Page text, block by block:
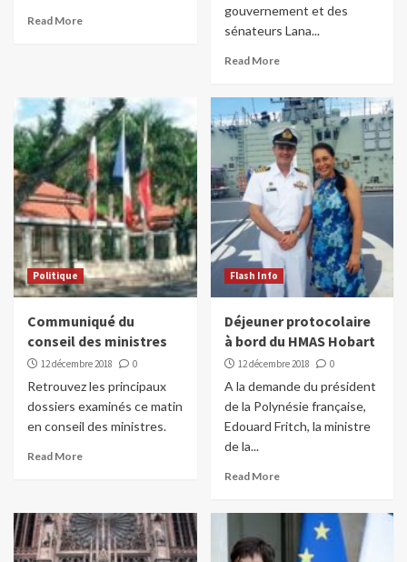
Read More
gouvernement et des
sénateurs Lana...
Read More
Politique
Communiqué du
conseil des ministres
12 décembre 2018 0
Retrouvez les principaux
dossiers examinés ce matin
en conseil des ministres.
Read More
Flash Info
Déjeuner protocolaire
à bord du HMAS Hobart
12 décembre 2018 0
A la demande du président
de la Polynésie française,
Edouard Fritch, la ministre
de la...
Read More